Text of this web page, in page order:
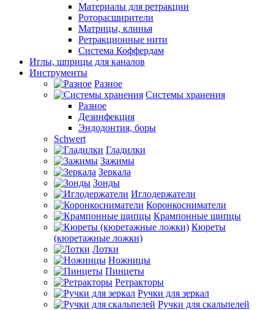
Материалы для ретракции
Роторасширители
Матрицы, клинья
Ретракционные нити
Система Коффердам
Иглы, шприцы для каналов
Инструменты
Разное
Системы хранения
Разное
Дезинфекция
Эндодонтия, боры
Schwert
Гладилки
Зажимы
Зеркала
Зонды
Иглодержатели
Коронкосниматели
Крампонные щипцы
Кюреты
(кюретажные ложки)
Лотки
Ножницы
Пинцеты
Ретракторы
Ручки для зеркал
Ручки для скальпелей